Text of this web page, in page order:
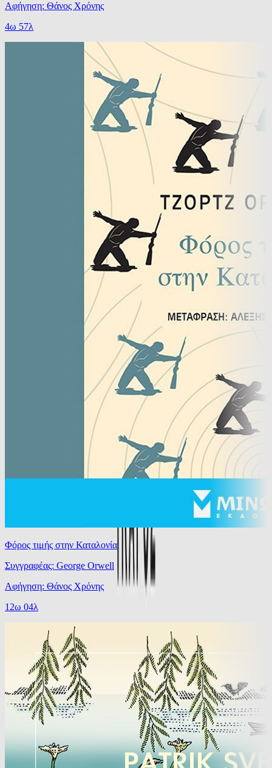
Αφήγηση: Θάνος Χρόνης
4ω 57λ
Φόρος τιμής στην Καταλονία
Συγγραφέας: George Orwell
Αφήγηση: Θάνος Χρόνης
12ω 04λ